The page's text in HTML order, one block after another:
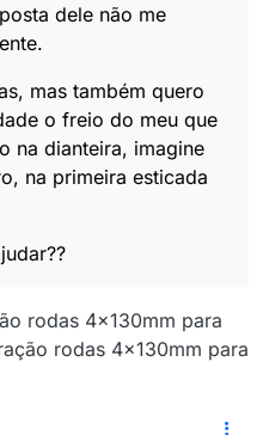
dele não me
mas também quero
o freio do meu que
na dianteira, imagine
na primeira esticada
rodas 4x130mm para
rodas 4x130mm para